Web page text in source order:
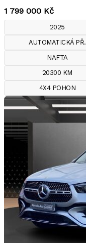
1 799 000 Kč
2025
AUTOMATICKÁ PŘ.
NAFTA
20300 KM
4X4 POHON